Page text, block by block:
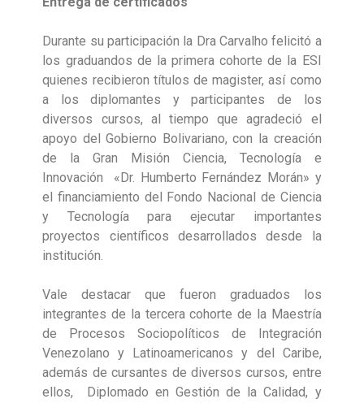
Durante su participación la Dra Carvalho felicitó a
los graduandos de la primera cohorte de la ESI
quienes recibieron títulos de magister, así como
a los diplomantes y participantes de los
diversos cursos, al tiempo que agradeció el
apoyo del Gobierno Bolivariano, con la creación
de la Gran Misión Ciencia, Tecnología e
Innovación «Dr. Humberto Fernández Morán» y
el financiamiento del Fondo Nacional de Ciencia
y Tecnología para ejecutar importantes
proyectos científicos desarrollados desde la
institución.
Vale destacar que fueron graduados los
integrantes de la tercera cohorte de la Maestría
de Procesos Sociopolíticos de Integración
Venezolano y Latinoamericanos y del Caribe,
además de cursantes de diversos cursos, entre
ellos, Diplomado en Gestión de la Calidad, y